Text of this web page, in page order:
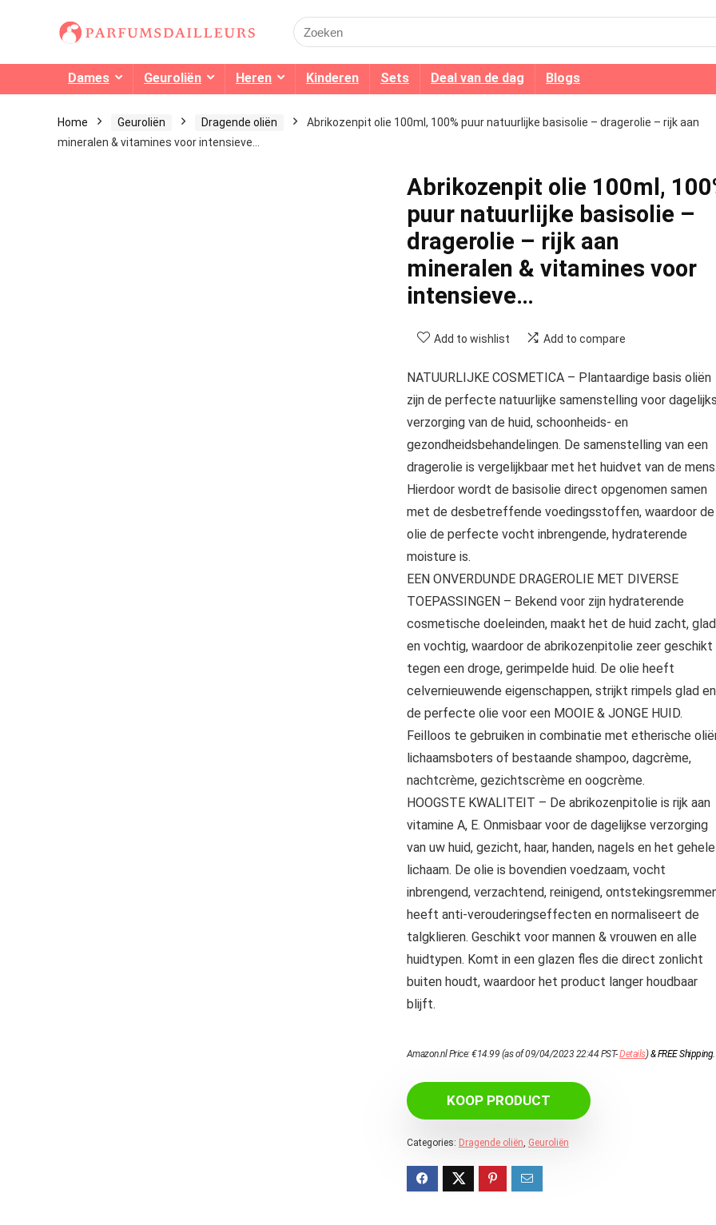
Search
for:
Dames Geuroliën Heren Kinderen Sets Deal van de dag Blogs
Home Geuroliën Dragende oliën
Abrikozenpit olie 100ml, 100% puur natuurlijke basisolie – dragerolie – rijk aan
mineralen & vitamines voor intensieve…
Abrikozenpit olie 100ml,
puur natuurlijke basisolie –
dragerolie – rijk aan
mineralen & vitamines voor
intensieve…
Add to wishlist Add to compare
NATUURLIJKE COSMETICA – Plantaardige basis oliën
zijn de perfecte natuurlijke samenstelling voor
verzorging van de huid, schoonheids- en
gezondheidsbehandelingen. De samenstelling van een
dragerolie is vergelijkbaar met het huidvet van de mens.
Hierdoor wordt de basisolie direct opgenomen samen
met de desbetreffende voedingsstoffen, waardoor de
olie de perfecte vocht inbrengende, hydraterende
moisture is.
EEN ONVERDUNDE DRAGEROLIE MET DIVERSE
TOEPASSINGEN – Bekend voor zijn hydraterende
cosmetische doeleinden, maakt het de huid zacht, glad
en vochtig, waardoor de abrikozenpitolie zeer geschikt
tegen een droge, gerimpelde huid. De olie heeft
celvernieuwende eigenschappen, strijkt rimpels glad
de perfecte olie voor een MOOIE & JONGE HUID.
Feilloos te gebruiken in combinatie met etherische
lichaamsboters of bestaande shampoo, dagcrème,
nachtcrème, gezichtscrème en oogcrème.
HOOGSTE KWALITEIT – De abrikozenpitolie is rijk aan
vitamine A, E. Onmisbaar voor de dagelijkse verzorging
van uw huid, gezicht, haar, handen, nagels en het gehele
lichaam. De olie is bovendien voedzaam, vocht
inbrengend, verzachtend, reinigend,
heeft anti-verouderingseffecten en normaliseert de
talgklieren. Geschikt voor mannen & vrouwen en alle
huidtypen. Komt in een glazen fles die direct zonlicht
buiten houdt, waardoor het product langer houdbaar
blijft.
Amazon.nl Price:€14.99 (as of 09/04/2023 22:44 PST-Details)&FREE Shipping.
KOOP PRODUCT
Categories: Dragende oliën, Geuroliën